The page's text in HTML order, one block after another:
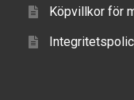
Köpvillkor för